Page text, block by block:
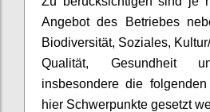
Angebot des Betriebes
Biodiversität, Soziales,
Qualität, Gesundheit
insbesondere die
hier Schwerpunkte gesetzt